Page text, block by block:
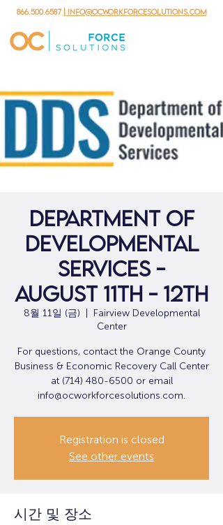
866.500.6587 | info@ocworkforcesolutions.com
DEPARTMENT OF
DEVELOPMENTAL
SERVICES -
August 11th - 12th
8월 11일 (금)
Fairview Developmental
Center
For questions, contact the Orange County
Business & Economic Recovery Call Center
at (714) 480-6500 or email
info@ocworkforcesolutions.com.
Registration is closed
See other events
시간 및 장소